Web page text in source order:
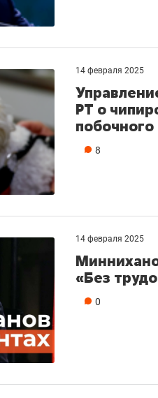
14 февраля 2025
РТ о
8
14 февраля 2025
«Без
0